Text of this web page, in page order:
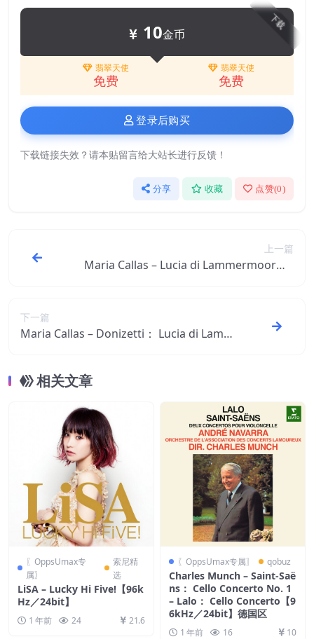
下载
10金币
翡翠天使
免费
翡翠天使
免费
登录后购买
下载链接失效？请本贴留言给大站长进行反馈！
分享 收藏 点赞(0)
上一篇
Maria Callas – Lucia di Lammermoor【4
下一篇
Maria Callas – Donizetti： Lucia di Lamm
相关文章
〖OppsUmax专
属〗
索尼精
选
LiSA – Lucky Hi Five!【96k
Hz／24bit】
1 年前 24 21.6
〖OppsUmax专属〗 qobuz
Charles Munch – Saint-Saë
ns： Cello Concerto No. 1
– Lalo： Cello Concerto【9
6kHz／24bit】德国区
1 年前 16 10